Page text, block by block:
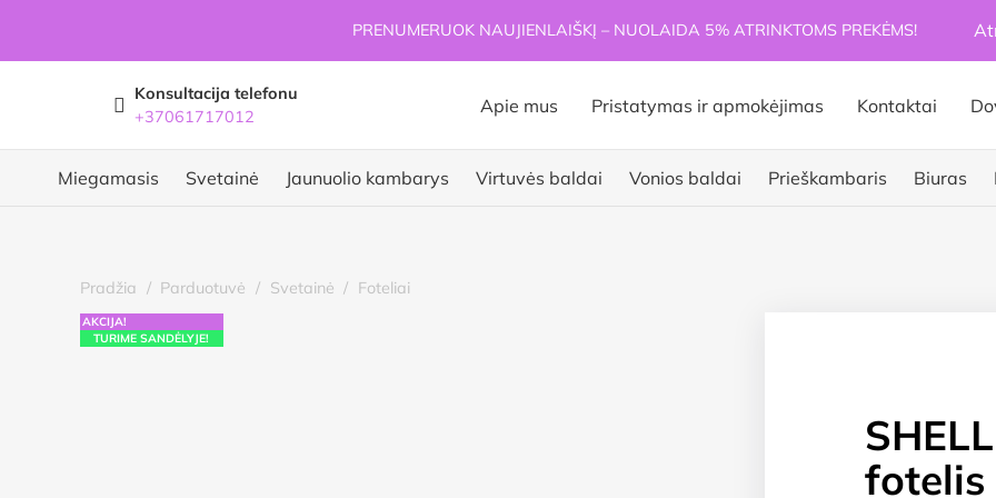
PRENUMERUOK NAUJIENLAIŠKĮ – NUOLAIDA 5% ATRINKTOMS PREKĖMS!
Konsultacija telefonu
+37061717012
Apie mus Pristatymas ir apmokėjimas Kontaktai
Miegamasis Svetainė Jaunuolio kambarys Virtuvės baldai Vonios baldai Prieškambaris Biuras
Pradžia / Parduotuvė / Svetainė / Foteliai
AKCIJA!
TURIME SANDĖLYJE!
fotelis